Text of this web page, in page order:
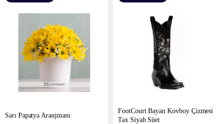
Sarı Papatya Aranjmanı
FootCourt Bayan Kovboy Çizmesi
Tax Siyah Süet